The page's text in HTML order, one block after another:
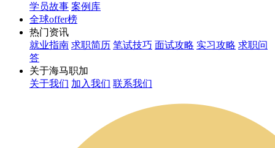
学员故事 案例库
全球offer榜
热门资讯
就业指南 求职简历 笔试技巧 面试攻略 实习攻略 求职问
答
关于海马职加
关于我们 加入我们 联系我们